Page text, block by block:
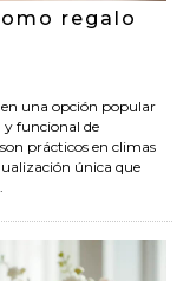
regalo
en una opción popular
y funcional de
prácticos en climas
única que